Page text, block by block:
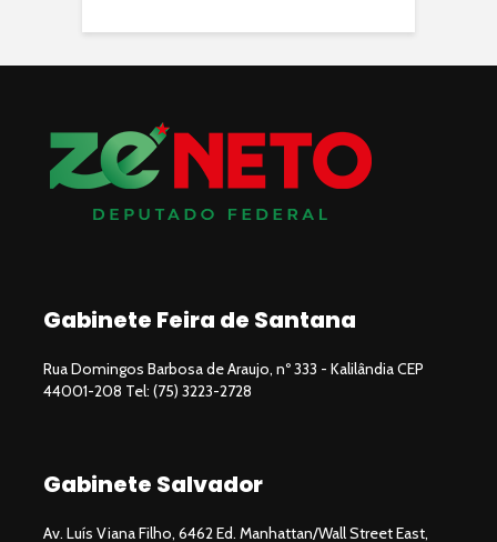
Gabinete Feira de Santana
Rua Domingos Barbosa de Araujo, nº 333 - Kalilândia CEP
44001-208 Tel: (75) 3223-2728
Gabinete Salvador
Av. Luís Viana Filho, 6462 Ed. Manhattan/Wall Street East,